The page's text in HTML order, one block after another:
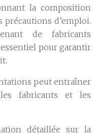
la composition
précautions d’emploi.
de fabricants
pour garantir
peut entraîner
fabricants et les
détaillée sur la